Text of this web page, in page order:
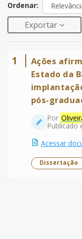
Ordenar:
Exportar
1
Ações
Estado da
pós-
Por
Publicado
Acessar
Dissertação